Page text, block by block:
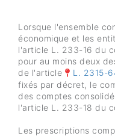
Lorsque l'ensemble
économique et les
l'article L. 233-16 du
pour au moins deux
de l'article
L. 2315-
fixés par décret, le
des comptes
l'article L. 233-18 du
Les prescriptions